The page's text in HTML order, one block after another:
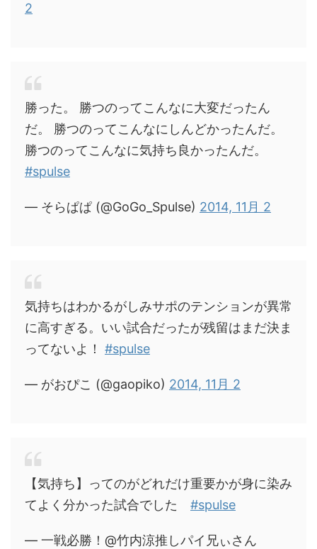
2
勝った。 勝つのってこんなに大変だったん
だ。 勝つのってこんなにしんどかったんだ。
勝つのってこんなに気持ち良かったんだ。
#spulse
— そらぱぱ (@GoGo_Spulse) 2014, 11月 2
気持ちはわかるがしみサポのテンションが異常
に高すぎる。いい試合だったが残留はまだ決ま
ってないよ！ #spulse
— がおぴこ (@gaopiko) 2014, 11月 2
【気持ち】ってのがどれだけ重要かが身に染み
てよく分かった試合でした #spulse
— 一戦必勝！@竹内涼推しパイ兄ぃさん